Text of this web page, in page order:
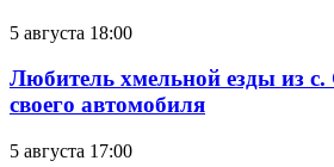
5 августа 18:00
Любитель хмельной езды из
своего автомобиля
5 августа 17:00